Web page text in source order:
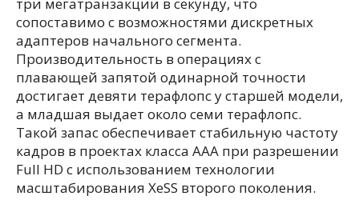
сопоставимо с возможностями дискретных
адаптеров начального сегмента.
Производительность в операциях с
плавающей запятой одинарной точности
достигает девяти терафлопс у старшей модели,
а младшая выдает около семи терафлопс.
Такой запас обеспечивает стабильную частоту
кадров в проектах класса ААА при разрешении
Full HD с использованием технологии
масштабирования XeSS второго поколения.